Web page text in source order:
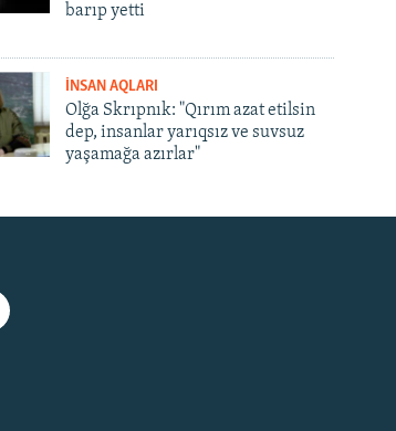
barıp yetti
İNSAN AQLARI
Olğa Skrıpnık: "Qırım azat etilsin
dep, insanlar yarıqsız ve suvsuz
yaşamağa azırlar"